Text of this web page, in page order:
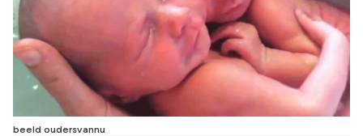
beeld oudersvannu